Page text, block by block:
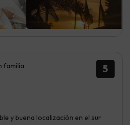
5
familia
y buena localización en el sur